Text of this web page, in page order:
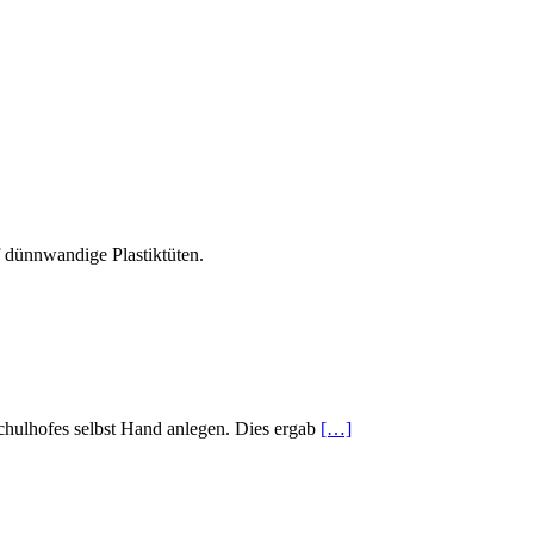
Plastiktüten.
selbst Hand anlegen. Dies ergab […]